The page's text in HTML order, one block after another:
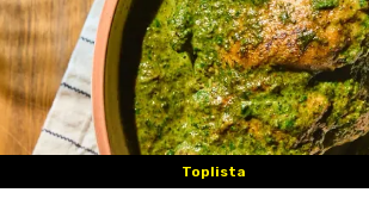
Toplista